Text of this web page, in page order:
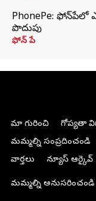
PhonePe: ఫోన్‌పేలో
పొదుపు
ఫోన్‌ పే
మా గురించి గోప్యతా
మమ్మల్ని సంప్రదించండి
వార్తలు
న్యూస్ ఆర్కైవ్
మమ్మల్ని అనుసరించండి